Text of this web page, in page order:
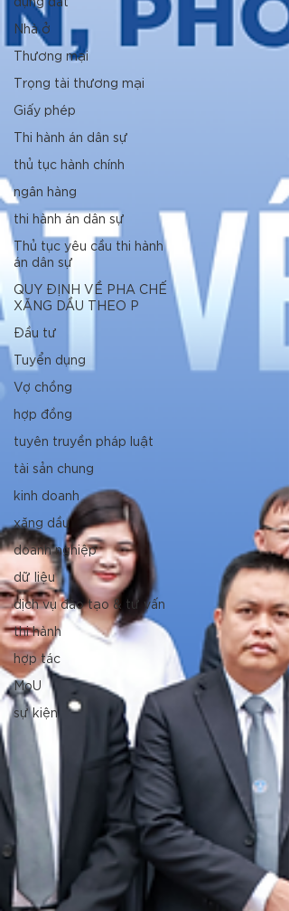
Nhà ở
Thương mại
Trọng tài thương mại
Giấy phép
Thi hành án dân sự
thủ tục hành chính
ngân hàng
thi hành án dân sự
Thủ tục yêu cầu thi hành
án dân sự
QUY ĐỊNH VỀ PHA CHẾ
XĂNG DẦU THEO P
Đầu tư
Tuyển dụng
Vợ chồng
hợp đồng
tuyên truyền pháp luật
tài sản chung
kinh doanh
xăng dầu
doanh nghiệp
dữ liệu
dịch vụ đào tạo & tư vấn
thi hành
hợp tác
MoU
sự kiện